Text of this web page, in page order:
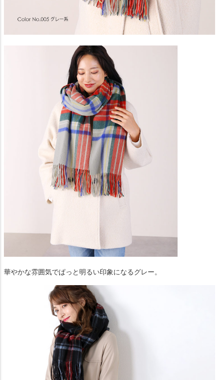
華やかな雰囲気でぱっと明るい印象になるグレー。